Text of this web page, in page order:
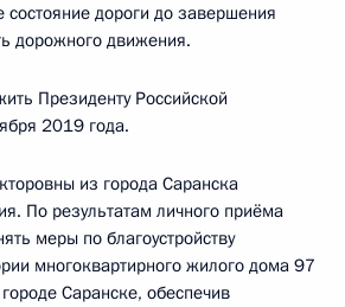
дороги до завершения
дорожного движения.
Президенту Российской
2019 года.
из города Саранска
По результатам личного приёма
меры по благоустройству
многоквартирного жилого дома 97
Саранске, обеспечив